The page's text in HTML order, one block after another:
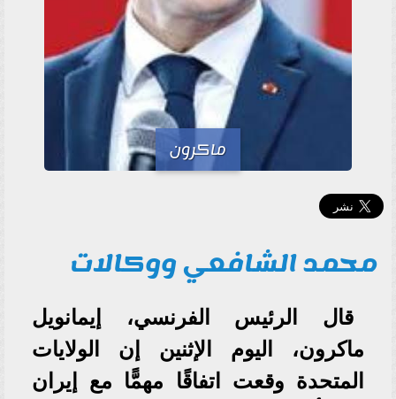
ماكرون
محمد الشافعي ووكالات
قال الرئيس الفرنسي، إيمانويل
ماكرون، اليوم الإثنين إن الولايات
المتحدة وقعت اتفاقًا مهمًّا مع إيران